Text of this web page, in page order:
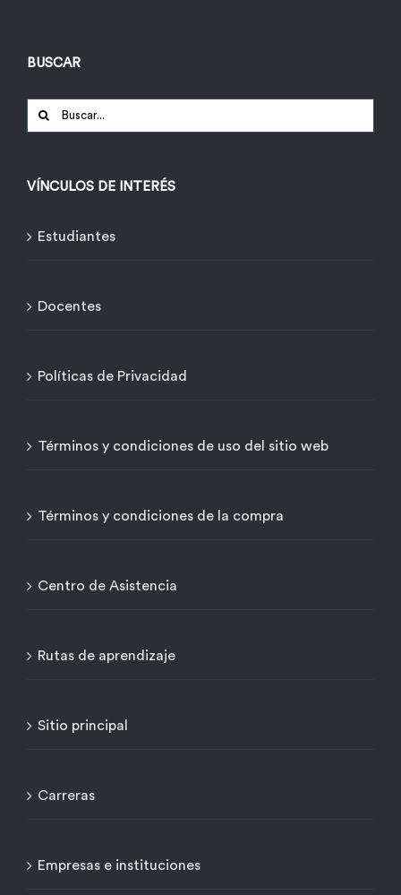
BUSCAR
Buscar:
VÍNCULOS DE INTERÉS
Estudiantes
Docentes
Políticas de Privacidad
Términos y condiciones de uso del sitio web
Términos y condiciones de la compra
Centro de Asistencia
Rutas de aprendizaje
Sitio principal
Carreras
Empresas e instituciones